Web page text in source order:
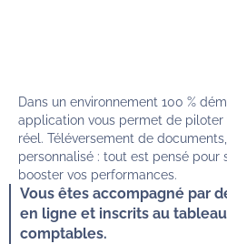
Dans un environnement 100 %
application vous permet de
réel. Téléversement de
personnalisé : tout est pensé
booster vos performances.
Vous êtes accompagné par
en ligne et inscrits au
comptables.